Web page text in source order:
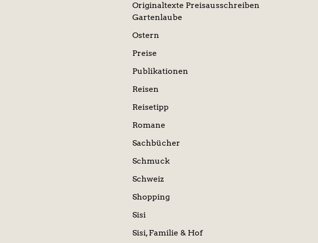
Originaltexte Preisausschreiben
Gartenlaube
Ostern
Preise
Publikationen
Reisen
Reisetipp
Romane
Sachbücher
Schmuck
Schweiz
Shopping
Sisi
Sisi, Familie & Hof